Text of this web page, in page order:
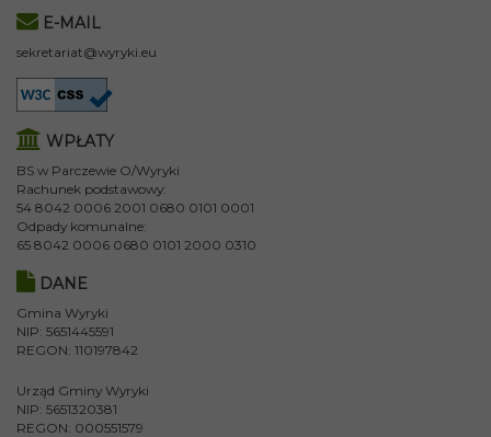
E-MAIL
sekretariat@wyryki.eu
WPŁATY
BS w Parczewie O/Wyryki
Rachunek podstawowy:
54 8042 0006 2001 0680 0101 0001
Odpady komunalne:
65 8042 0006 0680 0101 2000 0310
DANE
Gmina Wyryki
NIP: 5651445591
REGON: 110197842
Urząd Gminy Wyryki
NIP: 5651320381
REGON: 000551579